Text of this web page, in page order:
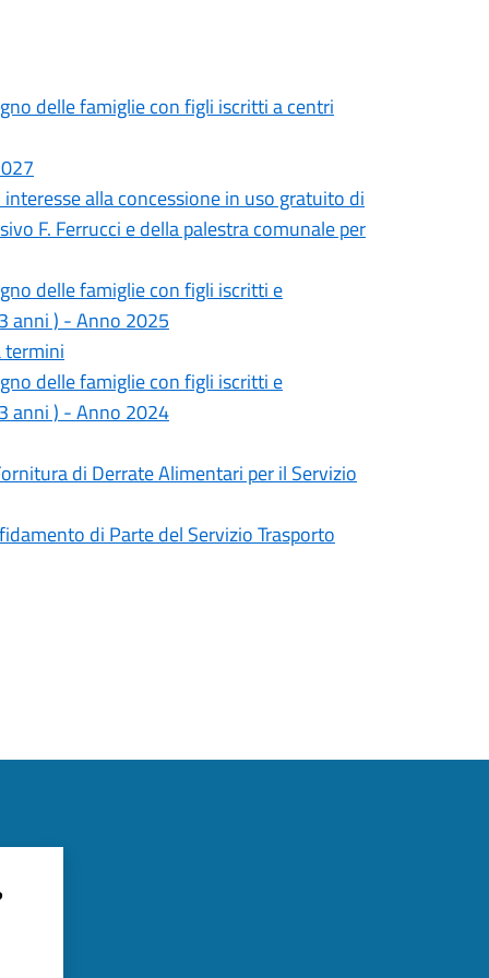
delle famiglie con figli iscritti a centri
alla concessione in uso gratuito di
F. Ferrucci e della palestra comunale per
delle famiglie con figli iscritti e
anni ) - Anno 2025
termini
delle famiglie con figli iscritti e
anni ) - Anno 2024
di Derrate Alimentari per il Servizio
di Parte del Servizio Trasporto